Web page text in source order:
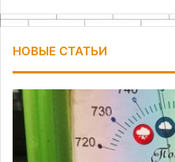
НОВЫЕ СТАТЬИ